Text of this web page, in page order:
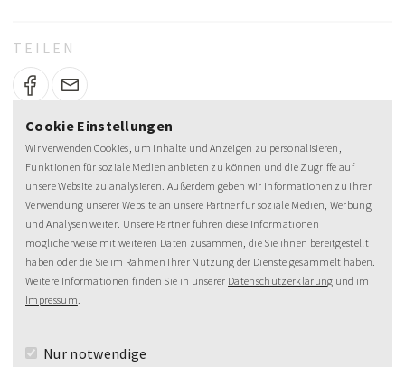
TEILEN
NEWSLETTER
MeineZeit-Post
Cookie Einstellungen
Wir verwenden Cookies, um Inhalte und Anzeigen zu personalisieren,
Funktionen für soziale Medien anbieten zu können und die Zugriffe auf
unsere Website zu analysieren. Außerdem geben wir Informationen zu Ihrer
Verwendung unserer Website an unsere Partner für soziale Medien, Werbung
und Analysen weiter. Unsere Partner führen diese Informationen
möglicherweise mit weiteren Daten zusammen, die Sie ihnen bereitgestellt
haben oder die Sie im Rahmen Ihrer Nutzung der Dienste gesammelt haben.
Weitere Informationen finden Sie in unserer Datenschutzerklärung und im
Impressum.
Nur notwendige